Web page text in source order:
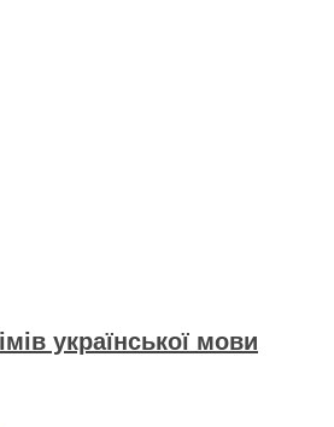
української мови